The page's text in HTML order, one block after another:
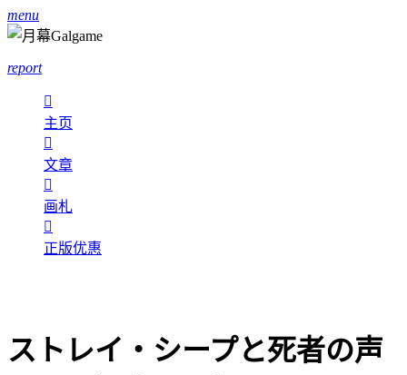
menu
report

主页

文章

画札

正版优惠
ストレイ・シープと死者の声